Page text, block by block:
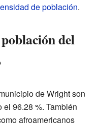
de población.
del
de Wright son
96.28 %. También
afroamericanos